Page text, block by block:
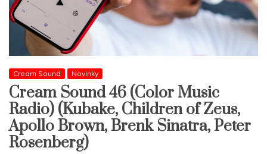
Cream Sound Novinky
Cream Sound 46 (Color Music
Radio) (Kubake, Children of Zeus,
Apollo Brown, Brenk Sinatra, Peter
Rosenberg)